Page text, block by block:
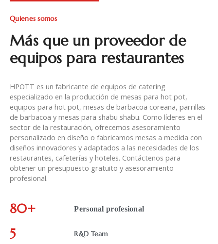
Quienes somos
Más que un proveedor de
equipos para restaurantes
HPOTT es un fabricante de equipos de catering
especializado en la producción de mesas para hot pot,
equipos para hot pot, mesas de barbacoa coreana, parrillas
de barbacoa y mesas para shabu shabu. Como líderes en el
sector de la restauración, ofrecemos asesoramiento
personalizado en diseño o fabricamos mesas a medida con
diseños innovadores y adaptados a las necesidades de los
restaurantes, cafeterías y hoteles. Contáctenos para
obtener un presupuesto gratuito y asesoramiento
profesional.
80+ Personal profesional
5 R&D Team